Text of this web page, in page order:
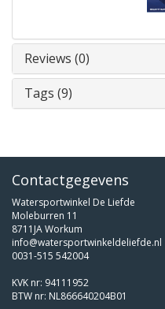
Reviews (0)
Tags (9)
Contactgegevens
Watersportwinkel De Liefde
Moleburren 11
8711JA Workum
info@watersportwinkeldeliefde.nl
0031-515 542004
KVK nr: 94111952
BTW nr: NL866640204B01